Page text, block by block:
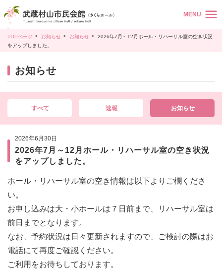
MENU
TOPページ お知らせ お知らせ
2026年7月～12月ホール・リハーサル室の空き状況
をアップしました。
お知らせ
すべて 速報 お知らせ
2026年6月30日
2026年7月～12月ホール・リハーサル室の空き状況
をアップしました。
ホール・リハーサル室の空き情報は以下よりご欄くださ
い。
お申し込みは大・小ホールは７日前まで、リハーサル室は
前日までとなります。
なお、予約状況は日々更新されますので、ご検討の際はお
電話にて再度ご確認ください。
ご利用をお待ちしております。